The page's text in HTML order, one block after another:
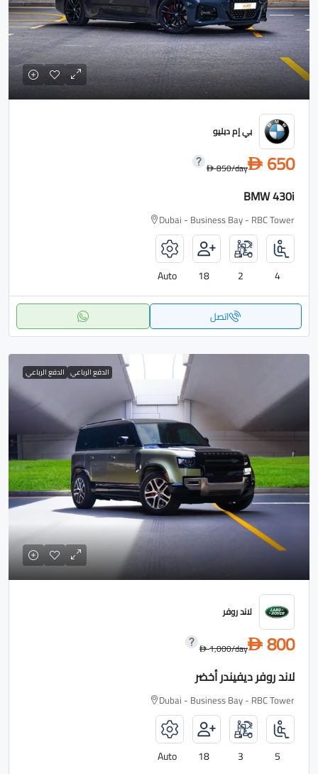
بي إم دبليو
D 650
D850/day
BMW 430i
Dubai - Business Bay - RBC Tower
4
2
18
Auto
اتصل
الدفع الرباعي الدفع الرباعي
لاند روفر
D 800
D1,000/day
لاند روفر ديفيندر أخضر
Dubai - Business Bay - RBC Tower
5
3
18
Auto